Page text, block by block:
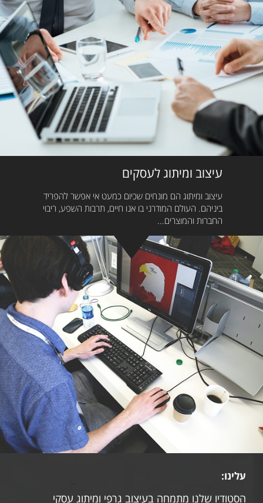
עיצוב ומיתוג לעסקים
עיצוב ומיתוג הם מונחים שכיום כמעט אי אפשר להפריד
ביניהם. העולם המודרני בו אנו חיים, תרבות השפע, ריבוי
החברות והמוצרים...
עלינו:
הסטודיו שלנו מתמחה בעיצוב גרפי ומיתוג עסקי